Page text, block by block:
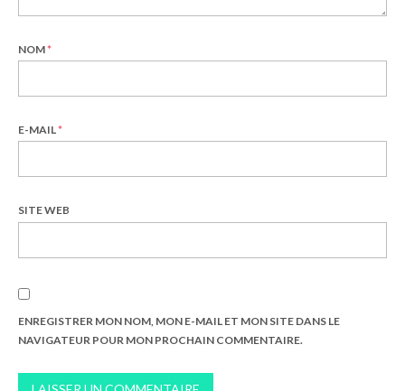
NOM*
E-MAIL*
SITE WEB
ENREGISTRER MON NOM, MON E-MAIL ET MON SITE DANS LE
NAVIGATEUR POUR MON PROCHAIN COMMENTAIRE.